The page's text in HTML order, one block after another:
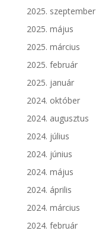
2025. szeptember
2025. május
2025. március
2025. február
2025. január
2024. október
2024. augusztus
2024. július
2024. június
2024. május
2024. április
2024. március
2024. február